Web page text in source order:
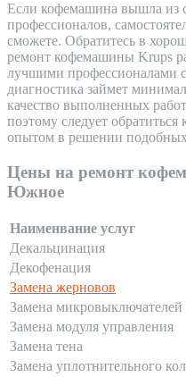
Если кофемашина вышла из
профессионалов,
сможете. Обратитесь в
ремонт кофемашины Krups
лучшими профессионалами
диагностика займет
качество выполненных
поэтому следует
опытом в решении
Цены на ремонт
Южное
Наименвание услуг
Декальцинация
Декофенация
Замена жерновов
Замена микровыключателей
Замена модуля управления
Замена тена
Замена уплотнительного